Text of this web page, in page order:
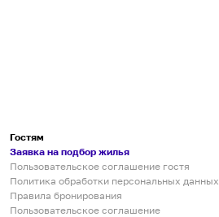
Гостям
Заявка на подбор жилья
Пользовательское соглашение гостя
Политика обработки персональных данных
Правила бронирования
Пользовательское соглашение